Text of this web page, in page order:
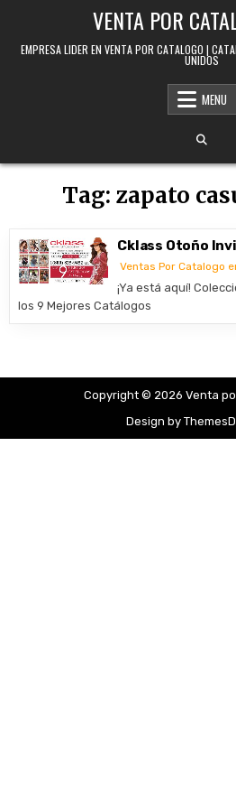
VENTA POR
EMPRESA LIDER EN VENTA POR CATALOGO |
UNIDOS
MENU
Tag: zapato
Cklass Otoño
Ventas Por Catalogo
¡Ya está aquí!
los 9 Mejores Catálogos
Copyright © 2026 Venta
Design by